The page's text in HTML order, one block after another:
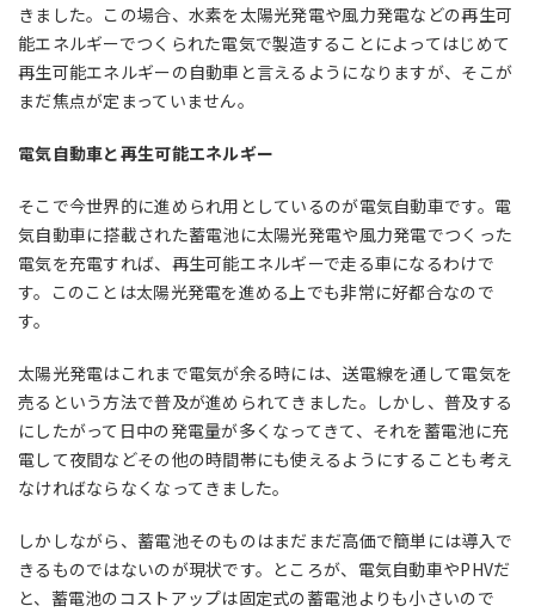
きました。この場合、水素を太陽光発電や風力発電などの再生可
能エネルギーでつくられた電気で製造することによってはじめて
再生可能エネルギーの自動車と言えるようになりますが、そこが
まだ焦点が定まっていません。
電気自動車と再生可能エネルギー
そこで今世界的に進められ用としているのが電気自動車です。電
気自動車に搭載された蓄電池に太陽光発電や風力発電でつくった
電気を充電すれば、再生可能エネルギーで走る車になるわけで
す。このことは太陽光発電を進める上でも非常に好都合なので
す。
太陽光発電はこれまで電気が余る時には、送電線を通して電気を
売るという方法で普及が進められてきました。しかし、普及する
にしたがって日中の発電量が多くなってきて、それを蓄電池に充
電して夜間などその他の時間帯にも使えるようにすることも考え
なければならなくなってきました。
しかしながら、蓄電池そのものはまだまだ高価で簡単には導入で
きるものではないのが現状です。ところが、電気自動車やPHVだ
と、蓄電池のコストアップは固定式の蓄電池よりも小さいので